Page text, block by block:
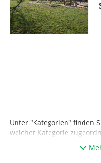
Unter "Kategorien" finden
welcher Kategorie
Über der Karte finden Sie